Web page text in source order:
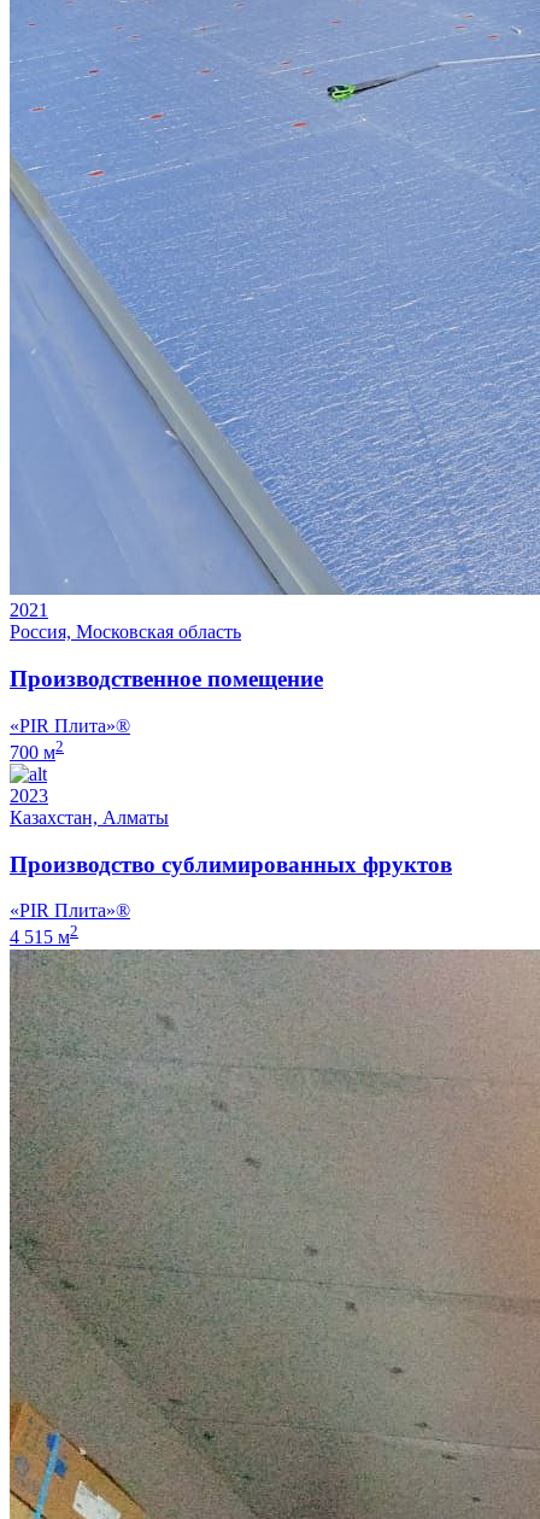
2021
Россия, Московская область
Производственное помещение
«PIR Плита»®
700 м2
2023
Казахстан, Алматы
Производство сублимированных фруктов
«PIR Плита»®
4 515 м2